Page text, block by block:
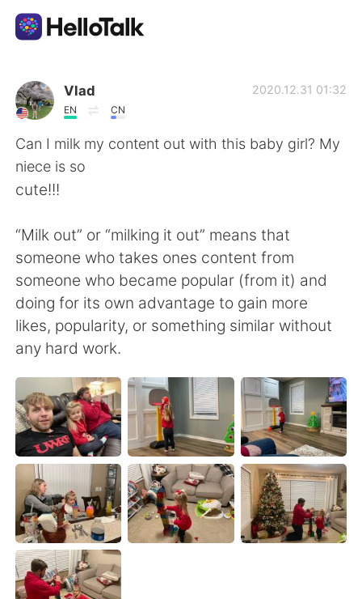
語学交換アプリ
AI Grammar Checker
日本語
English 简体中文
繁體中文 Español
العربية Français
Русский ไทย
Indonesia Italiano
Türkçe Tiếng Việt
Português
Vlad
EN CN
2020.12.31 01:32
Can I milk my content out with this baby girl? My
niece is so
cute!!!
“Milk out” or “milking it out” means that
someone who takes ones content from
someone who became popular (from it) and
doing for its own advantage to gain more
likes, popularity, or something similar without
any hard work.